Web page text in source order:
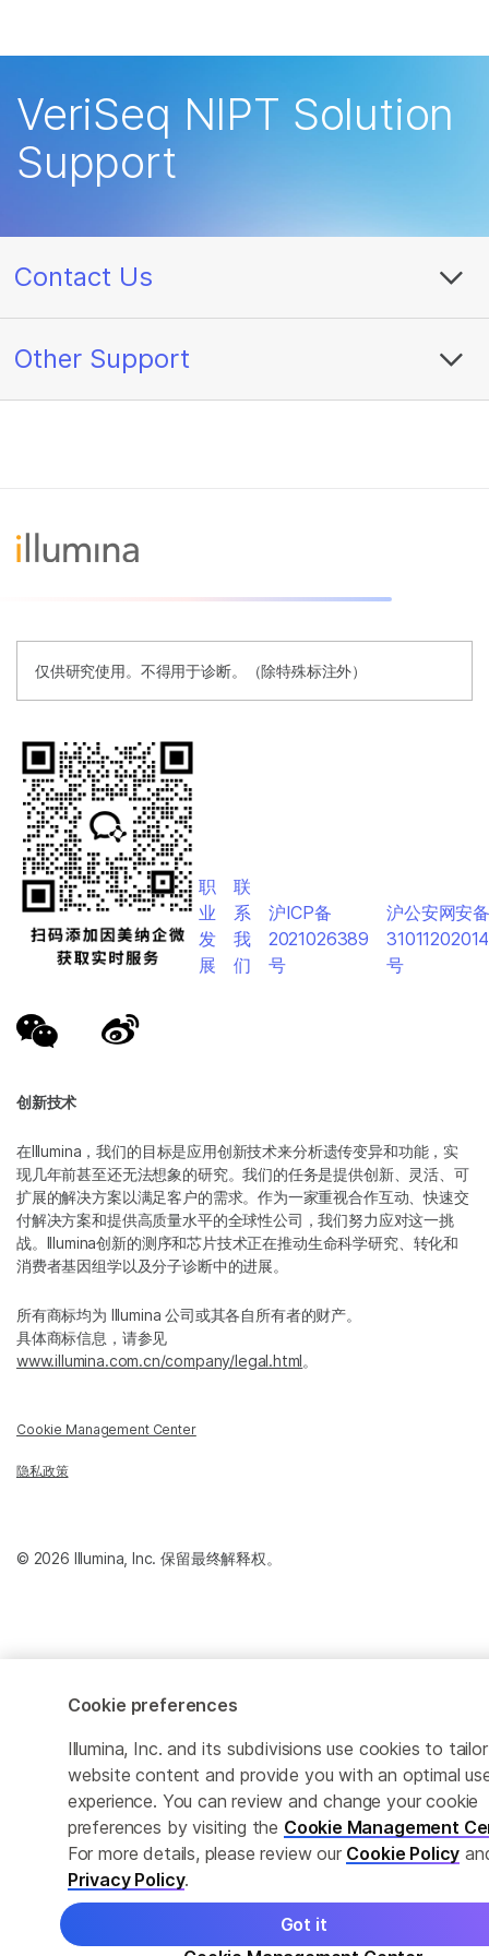
学习
支持
VeriSeq NIPT Solution
Support
Contact Us
Other Support
仅供研究使用。不得用于诊断。（除特殊标注外）
创新技术
在Illumina，我们的目标是应用创新技术来分析遗传变异和功能，实
现几年前甚至还无法想象的研究。我们的任务是提供创新、灵活、可
扩展的解决方案以满足客户的需求。作为一家重视合作互动、快速交
付解决方案和提供高质量水平的全球性公司，我们努力应对这一挑
战。Illumina创新的测序和芯片技术正在推动生命科学研究、转化和
消费者基因组学以及分子诊断中的进展。
所有商标均为 Illumina 公司或其各自所有者的财产。
具体商标信息，请参见
www.illumina.com.cn/company/legal.html。
Cookie Management Center
隐私政策
职
业
发
展
联
系
我
们
沪ICP备
2021026389
号
沪公安网安
号
© 2026 Illumina, Inc. 保留最终解释权。
Cookie preferences
Illumina, Inc. and its subdivisions use cookies to tailor
website content and provide you with an optimal
experience. You can review and change your cookie
preferences by visiting the Cookie Management
For more details, please review our Cookie Policy
Privacy Policy.
Got it
癌症研究
微生物学
农业基因组学
临床肿瘤学